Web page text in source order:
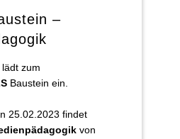
–
lädt zum
Baustein ein.
25.02.2023 findet
von